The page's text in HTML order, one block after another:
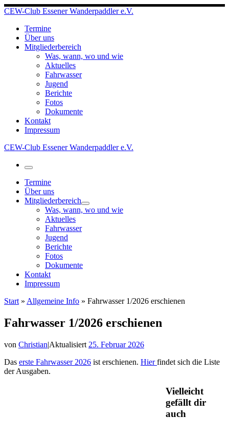
Zum
Inhalt
springen
CEW-Club Essener Wanderpaddler e.V.
Termine
Über uns
Mitgliederbereich
Was, wann, wo und wie
Aktuelles
Fahrwasser
Jugend
Berichte
Fotos
Dokumente
Kontakt
Impressum
CEW-Club Essener Wanderpaddler e.V.
Menü
Termine
Über uns
Mitgliederbereich
Was, wann, wo und wie
Aktuelles
Fahrwasser
Jugend
Berichte
Fotos
Dokumente
Kontakt
Impressum
Start » Allgemeine Info » Fahrwasser 1/2026 erschienen
Fahrwasser 1/2026 erschienen
von Christian|Aktualisiert 25. Februar 2026
Das erste Fahrwasser 2026 ist erschienen. Hierfindet sich die Liste
der Ausgaben.
Vielleicht
gefällt dir
auch